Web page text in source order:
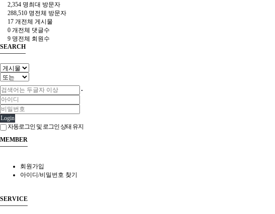
2,354 명최대 방문자
288,510 명전체 방문자
17 개 전체 게시물
0 개 전체 댓글수
9 명전체 회원수
SEARCH
Login
자동로그인 및 로그인 상태 유지
MEMBER
회원가입
아이디/비밀번호 찾기
SERVICE